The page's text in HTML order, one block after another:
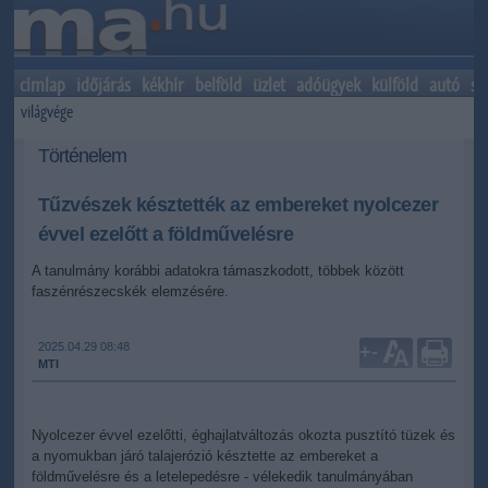
címlap időjárás kékhír belföld üzlet adóügyek külföld autó
világvége
Történelem
Tűzvészek késztették az embereket nyolcezer
évvel ezelőtt a földművelésre
A tanulmány korábbi adatokra támaszkodott, többek között
faszénrészecskék elemzésére.
2025.04.29 08:48
MTI
+-
Nyolcezer évvel ezelőtti, éghajlatváltozás okozta pusztító tüzek és
a nyomukban járó talajerózió késztette az embereket a
földművelésre és a letelepedésre - vélekedik tanulmányában